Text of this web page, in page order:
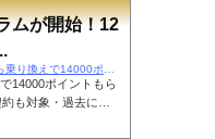
ムが開始！12
14000ポイントもら
も対象・過去に利